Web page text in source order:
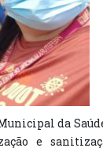
da
e